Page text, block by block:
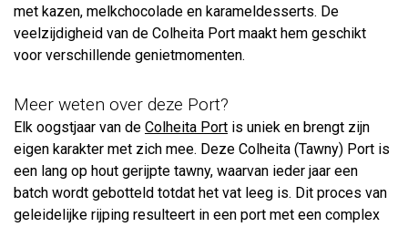
met kazen, melkchocolade en karameldesserts. De
veelzijdigheid van de Colheita Port maakt hem geschikt
voor verschillende genietmomenten.
Meer weten over deze Port?
Elk oogstjaar van de Colheita Port is uniek en brengt zijn
eigen karakter met zich mee. Deze Colheita (Tawny) Port is
een lang op hout gerijpte tawny, waarvan ieder jaar een
batch wordt gebotteld totdat het vat leeg is. Dit proces van
geleidelijke rijping resulteert in een port met een complex